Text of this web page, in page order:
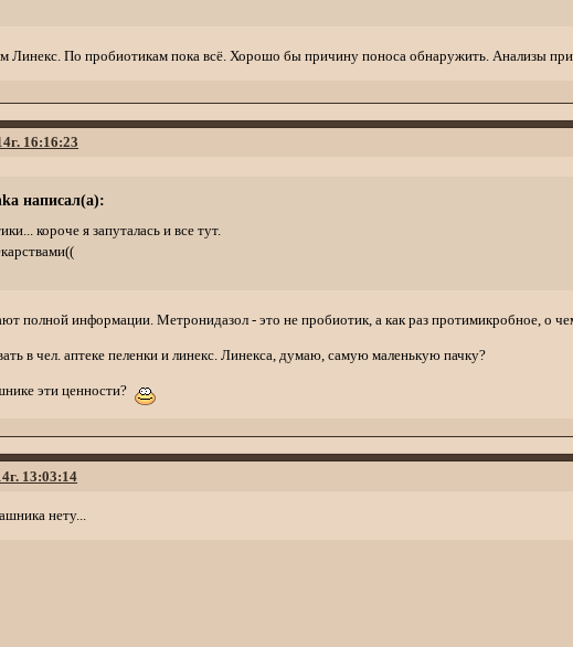
Линекс. По пробиотикам пока всё. Хорошо бы причину поноса обнаружить. Анализы
16:16:23
написал(а):
короче я запуталась и все тут.
полной информации. Метронидазол - это не пробиотик, а как раз протимикробное, о
в чел. аптеке пеленки и линекс. Линекса, думаю, самую маленькую пачку?
эти ценности?
13:03:14
нету...